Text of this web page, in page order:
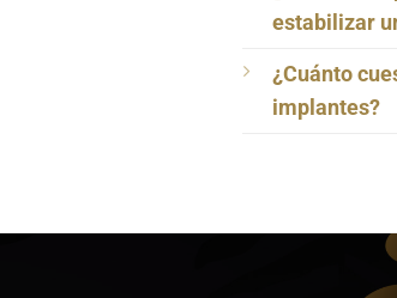
estabilizar
¿Cuánto
implantes?